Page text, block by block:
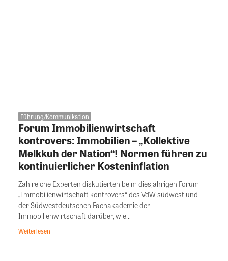
Führung/Kommunikation
Forum Immobilienwirtschaft
kontrovers: Immobilien – „Kollektive
Melkkuh der Nation“! Normen führen zu
kontinuierlicher Kosteninflation
Zahlreiche Experten diskutierten beim diesjährigen Forum
„Immobilienwirtschaft kontrovers“ des VdW südwest und
der Südwestdeutschen Fachakademie der
Immobilienwirtschaft darüber, wie...
Weiterlesen